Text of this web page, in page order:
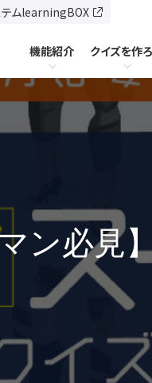
ムlearningBOX
機能紹介 クイズを作
基本的
出題
ン必見